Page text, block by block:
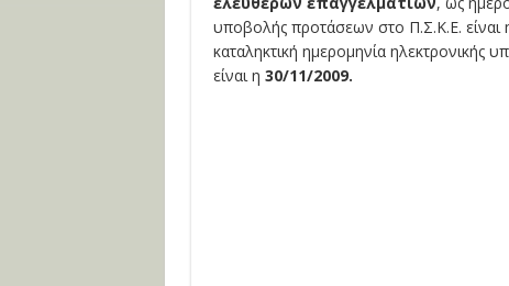
υποβολής προτάσεων στο Π.Σ.Κ.Ε. είναι
καταληκτική ημερομηνία ηλεκτρονικής
είναι η 30/11/2009.